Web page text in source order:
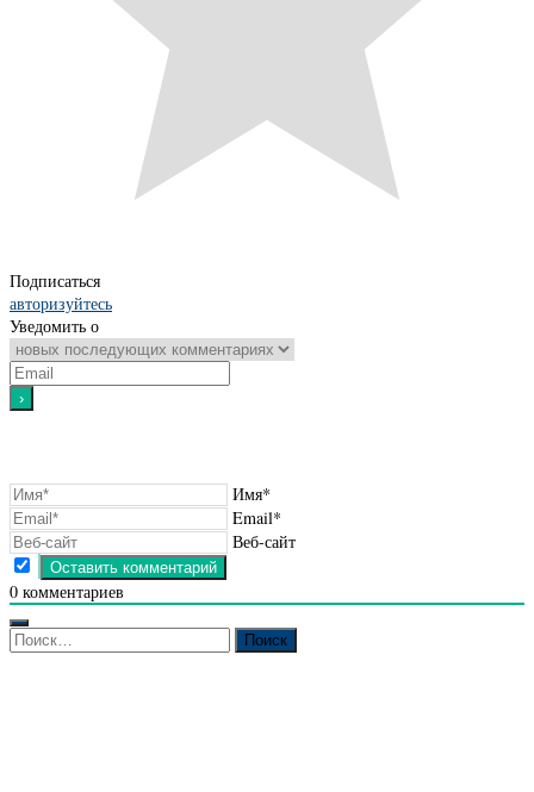
Подписаться
авторизуйтесь
Уведомить о
Имя*
Email*
Веб-сайт
0 комментариев
Найти: